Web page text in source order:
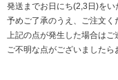
発送までお日にち(2,3日)をい
予めご了承のうえ、ご注文く
上記の点が発生した場合はご
ご不明な点がございましたら